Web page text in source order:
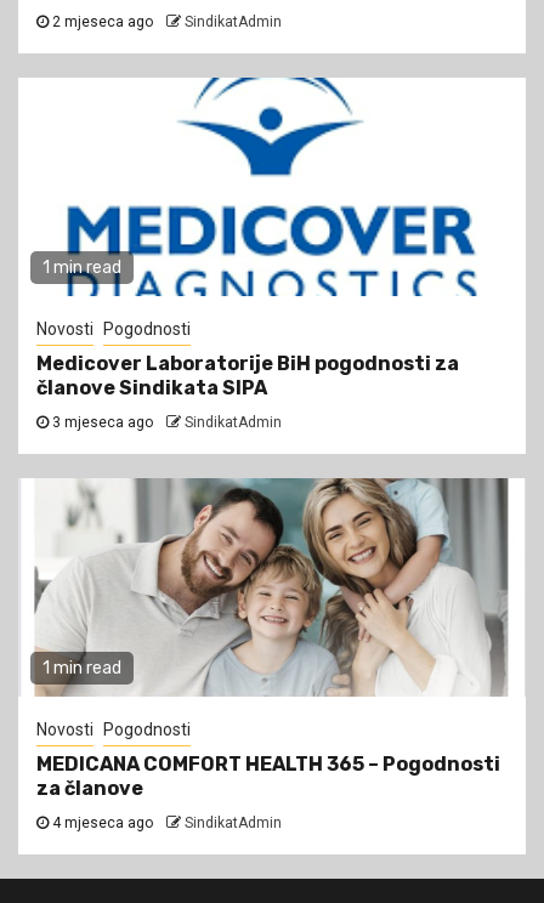
2 mjeseca ago SindikatAdmin
1 min read
Novosti Pogodnosti
Medicover Laboratorije BiH pogodnosti za
članove Sindikata SIPA
3 mjeseca ago SindikatAdmin
1 min read
Novosti Pogodnosti
MEDICANA COMFORT HEALTH 365 – Pogodnosti
za članove
4 mjeseca ago SindikatAdmin